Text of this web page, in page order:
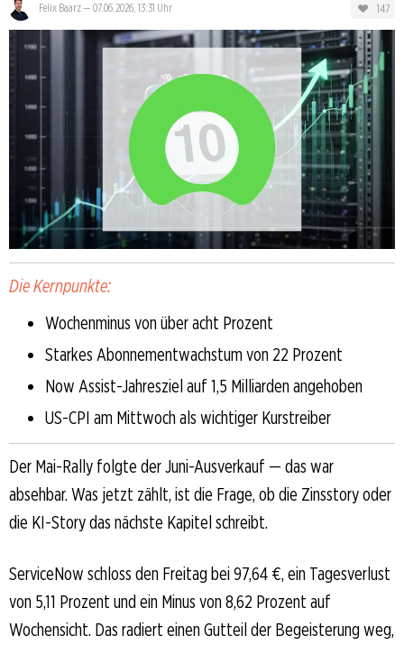
Felix Baarz— 07.06.2026, 13:31 Uhr 147
Die Kernpunkte:
Wochenminus von über acht Prozent
Starkes Abonnementwachstum von 22 Prozent
Now Assist-Jahresziel auf 1,5 Milliarden angehoben
US-CPI am Mittwoch als wichtiger Kurstreiber
Der Mai-Rally folgte der Juni-Ausverkauf — das war
absehbar. Was jetzt zählt, ist die Frage, ob die Zinsstory oder
die KI-Story das nächste Kapitel schreibt.
ServiceNow schloss den Freitag bei 97,64 €, ein Tagesverlust
von 5,11 Prozent und ein Minus von 8,62 Prozent auf
Wochensicht. Das radiert einen Gutteil der Begeisterung weg,